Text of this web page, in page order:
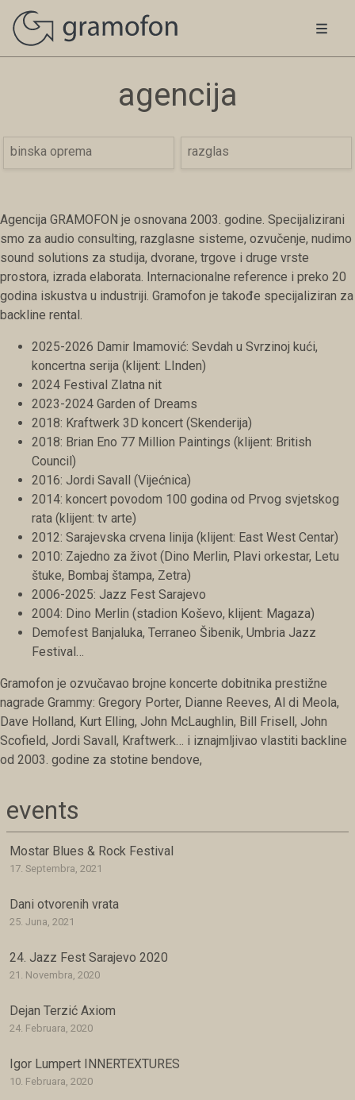
agencija
binska oprema razglas
Agencija GRAMOFON je osnovana 2003. godine. Specijalizirani
smo za audio consulting, razglasne sisteme, ozvučenje, nudimo
sound solutions za studija, dvorane, trgove i druge vrste
prostora, izrada elaborata. Internacionalne reference i preko 20
godina iskustva u industriji. Gramofon je takođe specijaliziran za
backline rental.
2025-2026 Damir Imamović: Sevdah u Svrzinoj kući,
koncertna serija (klijent: LInden)
2024 Festival Zlatna nit
2023-2024 Garden of Dreams
2018: Kraftwerk 3D koncert (Skenderija)
2018: Brian Eno 77 Million Paintings (klijent: British
Council)
2016: Jordi Savall (Vijećnica)
2014: koncert povodom 100 godina od Prvog svjetskog
rata (klijent: tv arte)
2012: Sarajevska crvena linija (klijent: East West Centar)
2010: Zajedno za život (Dino Merlin, Plavi orkestar, Letu
štuke, Bombaj štampa, Zetra)
2006-2025: Jazz Fest Sarajevo
2004: Dino Merlin (stadion Koševo, klijent: Magaza)
Demofest Banjaluka, Terraneo Šibenik, Umbria Jazz
Festival…
Gramofon je ozvučavao brojne koncerte dobitnika prestižne
nagrade Grammy: Gregory Porter, Dianne Reeves, Al di Meola,
Dave Holland, Kurt Elling, John McLaughlin, Bill Frisell, John
Scofield, Jordi Savall, Kraftwerk… i iznajmljivao vlastiti backline
od 2003. godine za stotine bendove,
events
Mostar Blues & Rock Festival
17. Septembra, 2021
Dani otvorenih vrata
25. Juna, 2021
24. Jazz Fest Sarajevo 2020
21. Novembra, 2020
Dejan Terzić Axiom
24. Februara, 2020
Igor Lumpert INNERTEXTURES
10. Februara, 2020